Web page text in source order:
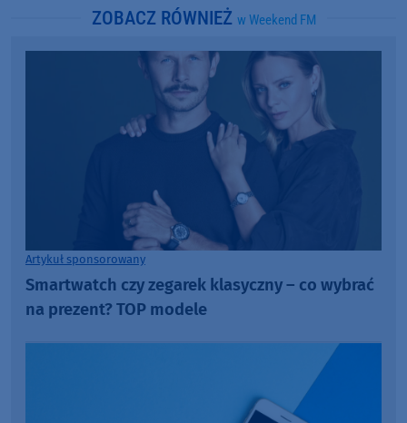
ZOBACZ RÓWNIEŻ w Weekend FM
Artykuł sponsorowany
Smartwatch czy zegarek klasyczny – co wybrać
na prezent? TOP modele